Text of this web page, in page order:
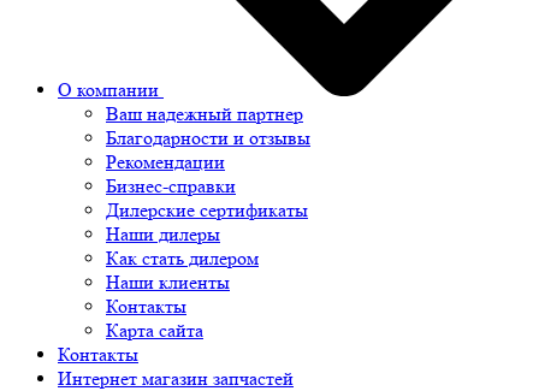
О компании
Ваш надежный партнер
Благодарности и отзывы
Рекомендации
Бизнес-справки
Дилерские сертификаты
Наши дилеры
Как стать дилером
Наши клиенты
Контакты
Карта сайта
Контакты
Интернет магазин запчастей